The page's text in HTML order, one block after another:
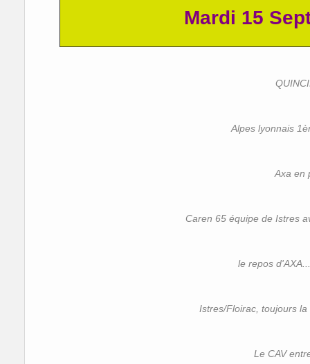
Mardi 15
Alpes lyonnais
Axa en
Caren 65 équipe de Istres
le repos
Istres/Floirac, toujours
Le CAV